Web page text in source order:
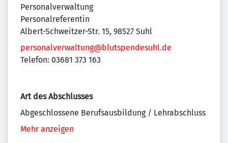
Personalverwaltung
Personalreferentin
Albert-Schweitzer-Str. 15, 98527 Suhl
personalverwaltung@blutspendesuhl.de
Telefon: 03681 373 163
Art des Abschlusses
Abgeschlossene Berufsausbildung / Lehrabschluss
Mehr anzeigen